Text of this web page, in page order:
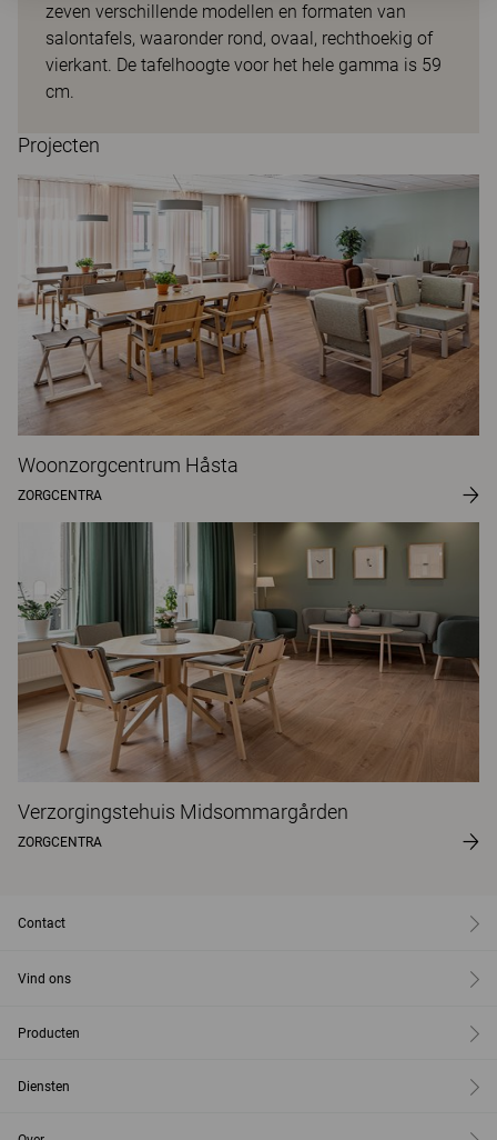
zeven verschillende modellen en formaten van
salontafels, waaronder rond, ovaal, rechthoekig of
vierkant. De tafelhoogte voor het hele gamma is 59
cm.
Projecten
Woonzorgcentrum Håsta
ZORGCENTRA
Verzorgingstehuis Midsommargården
ZORGCENTRA
Contact
Vind ons
Producten
Diensten